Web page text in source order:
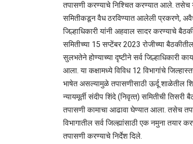
तपासणी करण्‍याचे निश्चित करण्‍यात आले. तसेच
समितीकडून वैध ठरविण्‍यात आलेली प्रकरणे,
जिल्हाधिकारी यांनी अहवाल सादर करण्‍याचे
समितीच्‍या 15 सप्टेंबर 2023 रोजीच्‍या
सुलभतेने होण्‍याच्‍या दृष्‍टीने सर्व जिल्हाधिकारी
आला. या कक्षामध्‍ये विविध 12 विभागांचे
भाषेत असल्‍यामुळे तपासणीसाठी ऊर्दू शाळेतील
न्‍यायमूर्ती संदीप शिंदे (निवृत्‍त) समितीची
तपासणी कामाचा आढावा घेण्‍यात आला. तसेच
विभागातील सर्व जिल्ह्यांसाठी एक नमुना तयार
तपासणी करण्‍याचे निर्देश दिले.